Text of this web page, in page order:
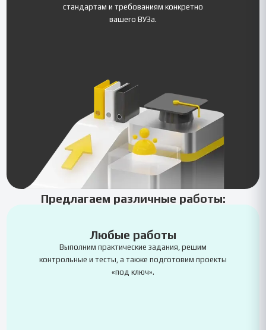
стандартам и требованиям конкретно
вашего ВУЗа.
Предлагаем различные работы:
Любые работы
Выполним практические задания, решим
контрольные и тесты, а также подготовим проекты
«под ключ».